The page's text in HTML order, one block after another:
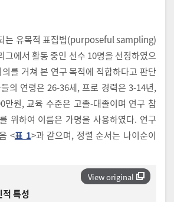
는 유목적 표집법(purposeful sampling)
그에서 활동 중인 선수 10명을 선정하였으
를 거쳐 본 연구 목적에 적합하다고 판단
의 연령은 26-36세, 프로 경력은 3-14년,
만원, 교육 수준은 고졸-대졸이며 연구 참
위하여 이름은 가명을 사용하였다. 연구
<표 1>과 같으며, 정렬 순서는 나이순이
View original
적 특성